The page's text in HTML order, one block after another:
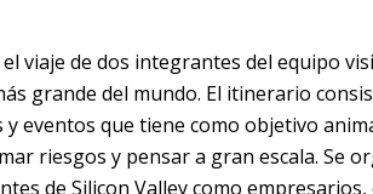
viaje de dos integrantes del equipo
grande del mundo. El itinerario
y eventos que tiene como objetivo
riesgos y pensar a gran escala. Se
de Silicon Valley como